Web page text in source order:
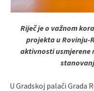
Riječ je o važnom
projekta u Rovinju-
aktivnosti usmjerene
U Gradskoj palači Grada